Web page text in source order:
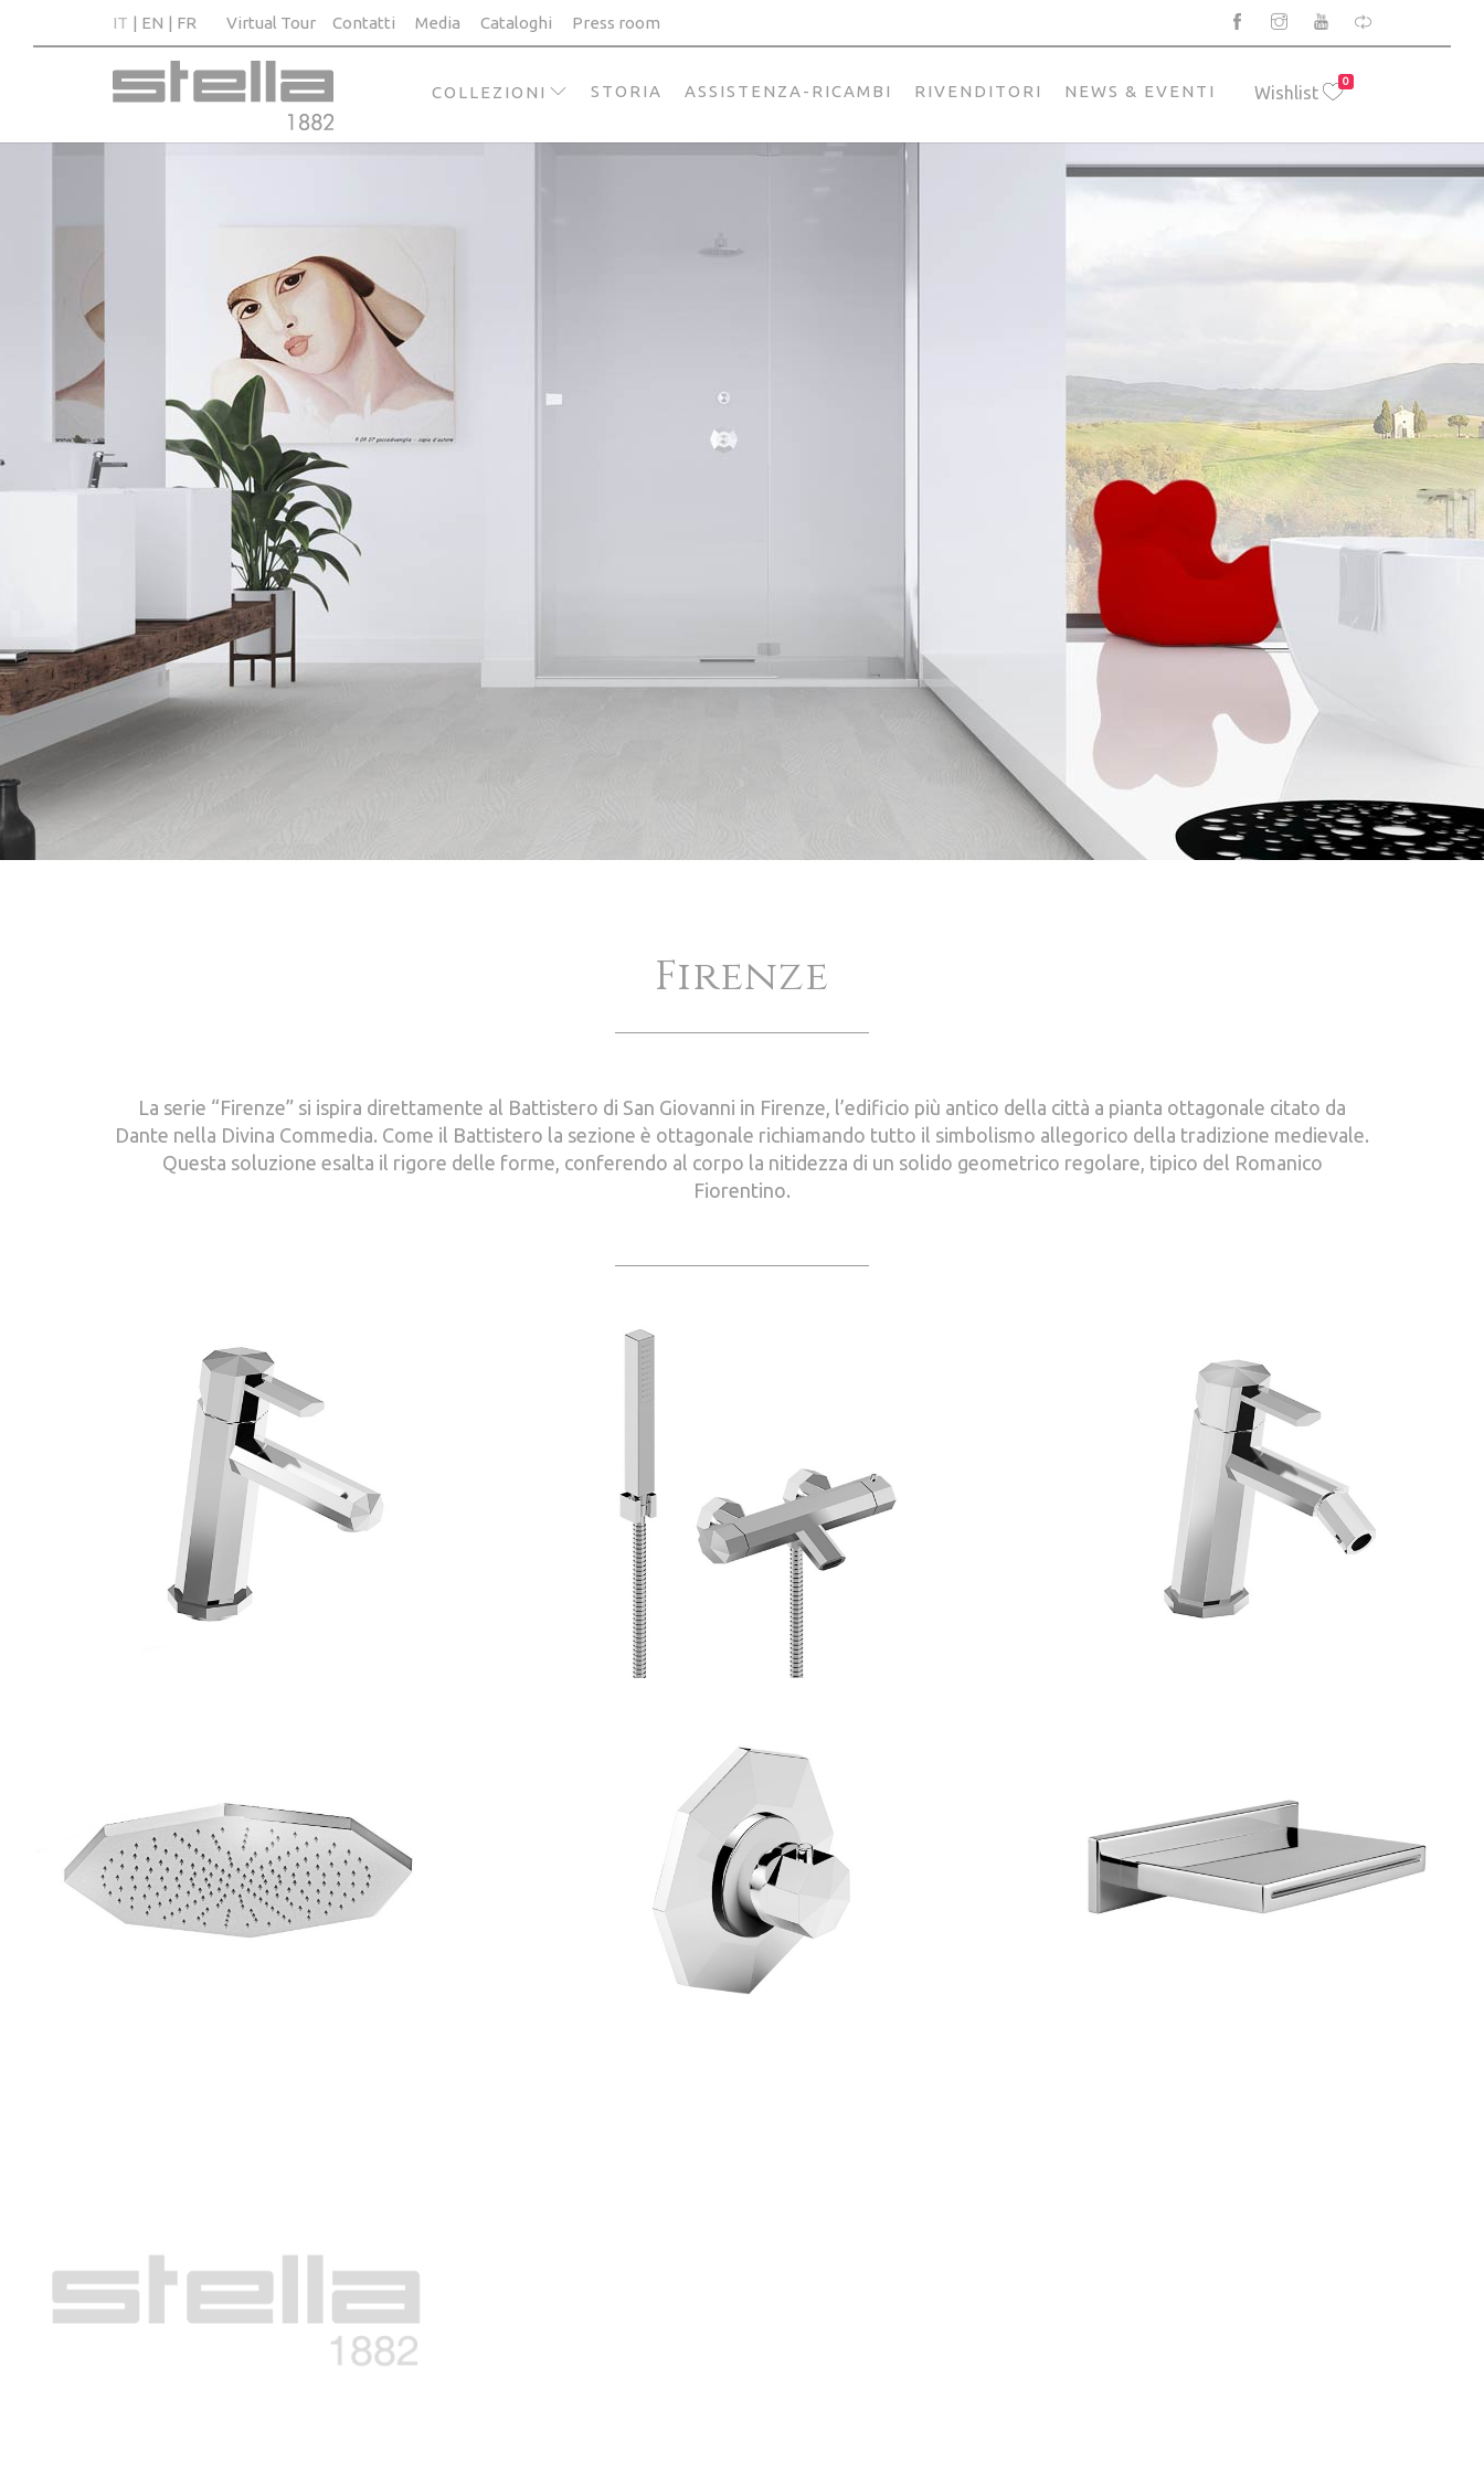
IT EN FR Virtual Tour Contatti Media Cataloghi Press room
Wishlist
0
COLLEZIONI STORIA ASSISTENZA-RICAMBI RIVENDITORI NEWS & EVENTI
Firenze
La serie “Firenze” si ispira direttamente al Battistero di San Giovanni in Firenze, l’edificio più antico della città a pianta ottagonale citato da
Dante nella Divina Commedia. Come il Battistero la sezione è ottagonale richiamando tutto il simbolismo allegorico della tradizione medievale.
Questa soluzione esalta il rigore delle forme, conferendo al corpo la nitidezza di un solido geometrico regolare, tipico del Romanico
Fiorentino.